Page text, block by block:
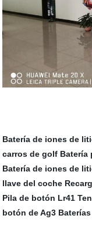
Batería de iones de
carros de golf Batería
Batería de iones de
llave del coche
Pila de botón Lr41
botón de Ag3